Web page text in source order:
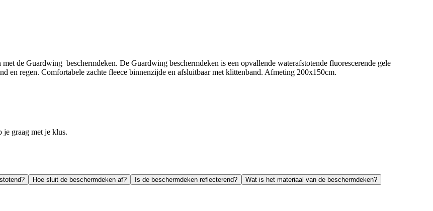
de Guardwing beschermdeken. De Guardwing beschermdeken is een opvallende waterafstotende fluorescerende gele
en regen. Comfortabele zachte fleece binnenzijde en afsluitbaar met klittenband. Afmeting 200x150cm.
graag met je klus.
Hoe sluit de beschermdeken af? Is de beschermdeken reflecterend?
Wat is het materiaal van de beschermdeken?